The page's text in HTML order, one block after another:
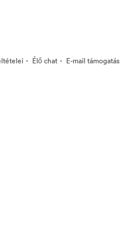
· Élő chat · E-mail támogatás